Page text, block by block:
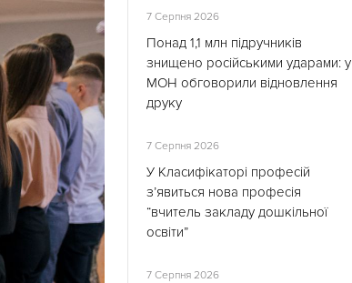
7 Серпня 2026
Понад 1,1 млн підручників
знищено російськими ударами: у
МОН обговорили відновлення
друку
7 Серпня 2026
У Класифікаторі професій
з’явиться нова професія
“вчитель закладу дошкільної
освіти”
7 Серпня 2026